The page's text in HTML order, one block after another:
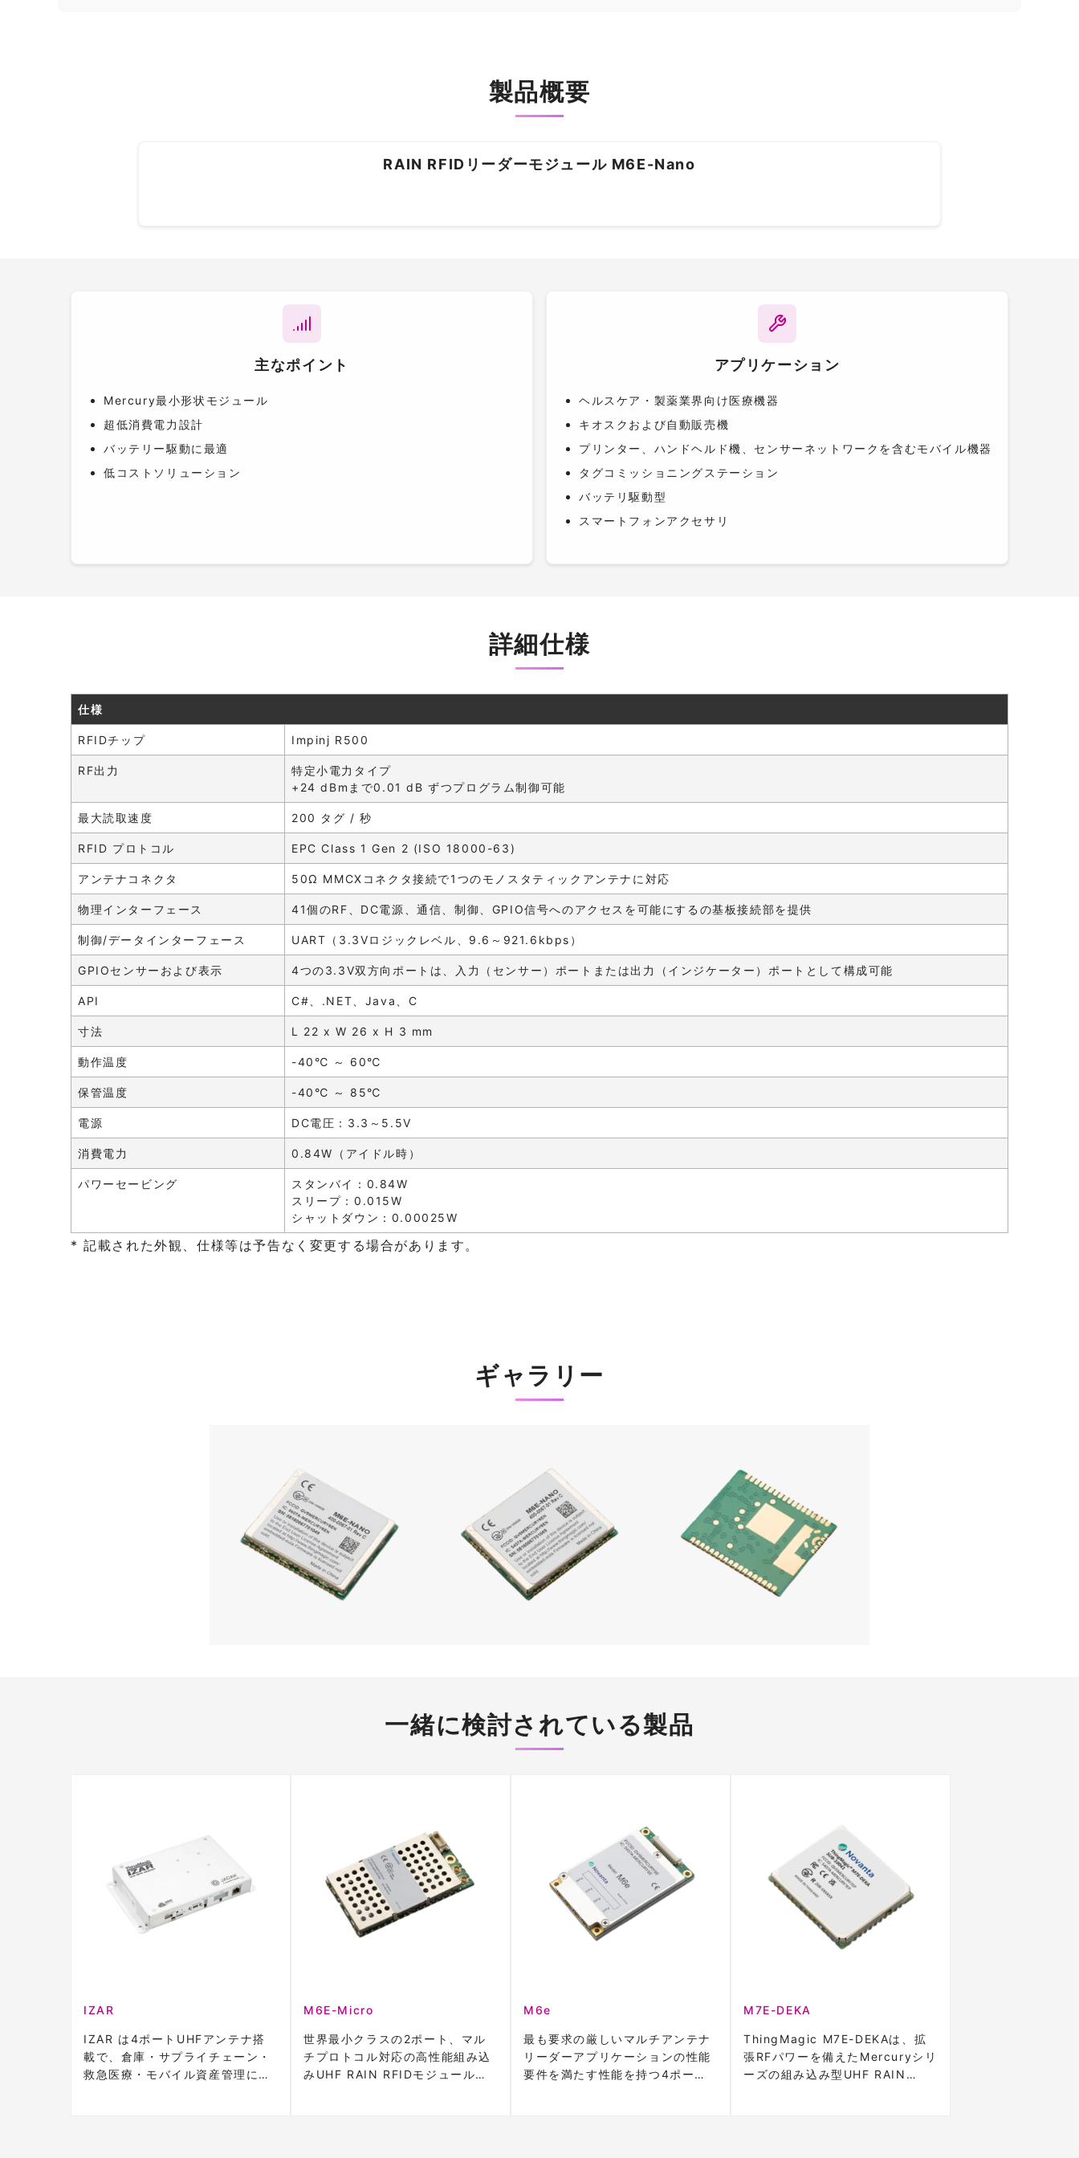
製品概要
RAIN RFIDリーダーモジュール M6E-Nano
主なポイント
Mercury最小形状モジュール
超低消費電力設計
バッテリー駆動に最適
低コストソリューション
アプリケーション
ヘルスケア・製薬業界向け医療機器
キオスクおよび自動販売機
プリンター、ハンドヘルド機、センサーネットワークを含むモバイル機器
タグコミッショニングステーション
バッテリ駆動型
スマートフォンアクセサリ
詳細仕様
仕様
RFIDチップ Impinj R500
RF出力
特定小電力タイプ
+24 dBmまで0.01 dB ずつプログラム制御可能
最大読取速度 200 タグ / 秒
RFID プロトコル EPC Class 1 Gen 2 (ISO 18000-63)
アンテナコネクタ 50Ω MMCXコネクタ接続で1つのモノスタティックアンテナに対応
物理インターフェース 41個のRF、DC電源、通信、制御、GPIO信号へのアクセスを可能にするの基板接続部を提供
制御/データインターフェース UART（3.3Vロジックレベル、9.6～921.6kbps）
GPIOセンサーおよび表示 4つの3.3V双方向ポートは、入力（センサー）ポートまたは出力（インジケーター）ポートとして構成可能
API C#、.NET、Java、C
寸法 L 22 x W 26 x H 3 mm
動作温度 -40℃ ～ 60℃
保管温度 -40℃ ～ 85℃
電源 DC電圧：3.3～5.5V
消費電力 0.84W（アイドル時）
パワーセービング
スタンバイ：0.84W
スリープ：0.015W
シャットダウン：0.00025W
* 記載された外観、仕様等は予告なく変更する場合があります。
ギャラリー
一緒に検討されている製品
IZAR
IZAR は4ポートUHFアンテナ搭
載で、倉庫・サプライチェーン・
救急医療・モバイル資産管理に最
M6E-Micro
世界最小クラスの2ポート、マル
チプロトコル対応の高性能組み込
みUHF RAIN RFIDモジュールで
M6e
最も要求の厳しいマルチアンテナ
リーダーアプリケーションの性能
要件を満たす性能を持つ4ポート
M7E-DEKA
ThingMagic M7E-DEKAは、拡
張RFパワーを備えたMercuryシリ
ーズの組み込み型UHF RAIN